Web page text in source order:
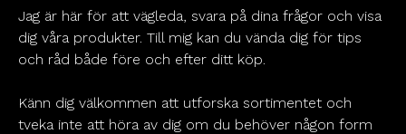
Jag är här för att vägleda, svara på dina frågor och visa
dig våra produkter. Till mig kan du vända dig för tips
och råd både före och efter ditt köp.
Känn dig välkommen att utforska sortimentet och
tveka inte att höra av dig om du behöver någon form